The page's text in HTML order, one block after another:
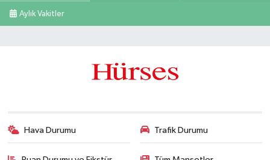
Aylık Vakitler
Hava Durumu Trafik Durumu